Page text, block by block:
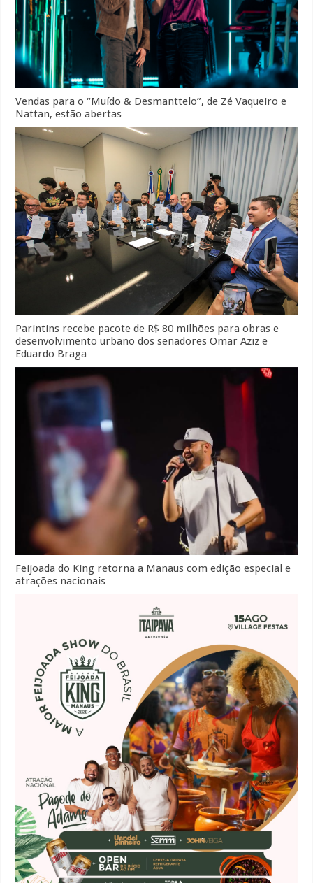
Vendas para o “Muído & Desmanttelo”, de Zé Vaqueiro e
Nattan, estão abertas
Parintins recebe pacote de R$ 80 milhões para obras e
desenvolvimento urbano dos senadores Omar Aziz e
Eduardo Braga
Feijoada do King retorna a Manaus com edição especial e
atrações nacionais